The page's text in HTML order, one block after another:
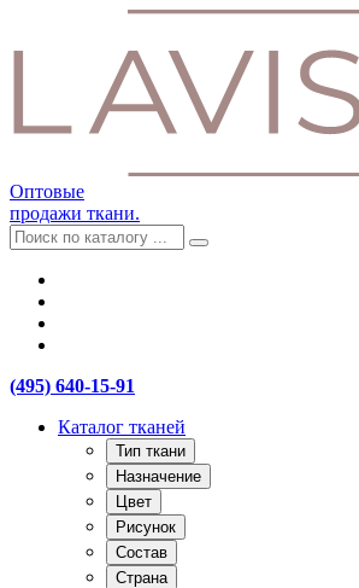
Оптовые
продажи ткани.
(495) 640-15-91
Каталог тканей
Тип ткани
Назначение
Цвет
Рисунок
Состав
Страна